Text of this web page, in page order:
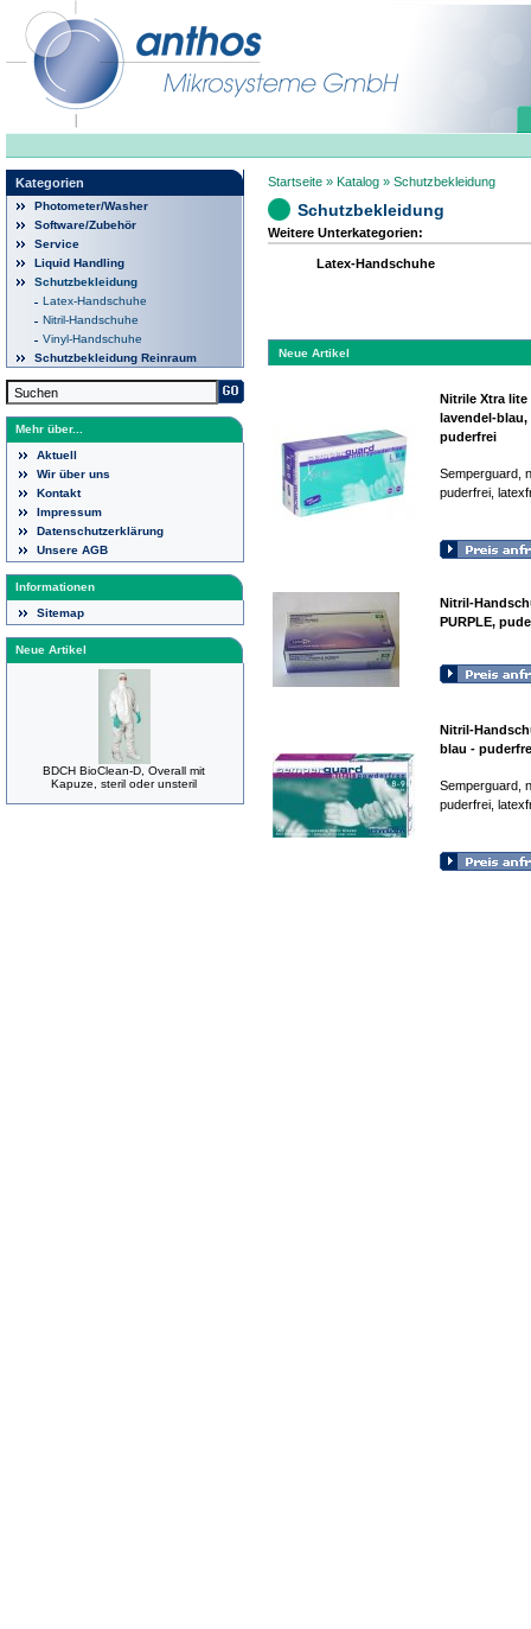
Kategorien
Photometer/Washer
Software/Zubehör
Service
Liquid Handling
Schutzbekleidung
Latex-Handschuhe
Nitril-Handschuhe
Vinyl-Handschuhe
Schutzbekleidung Reinraum
Mehr über...
Aktuell
Wir über uns
Kontakt
Impressum
Datenschutzerklärung
Unsere AGB
Informationen
Sitemap
Neue Artikel
BDCH BioClean-D, Overall mit
Kapuze, steril oder unsteril
Startseite » Katalog » Schutzbekleidung
Schutzbekleidung
Weitere Unterkategorien:
Latex-Handschuhe
Neue Artikel
Nitrile Xtra lite
lavendel-blau,
puderfrei
Semperguard,
puderfrei,
Nitril-
PURPLE,
Nitril-
blau -
Semperguard,
puderfrei,